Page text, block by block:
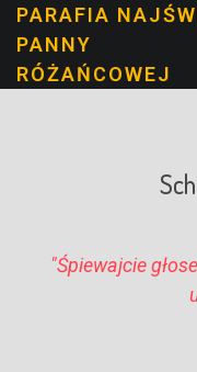
PARAFIA
PANNY
RÓŻAŃCOWEJ
"Śpiewajcie